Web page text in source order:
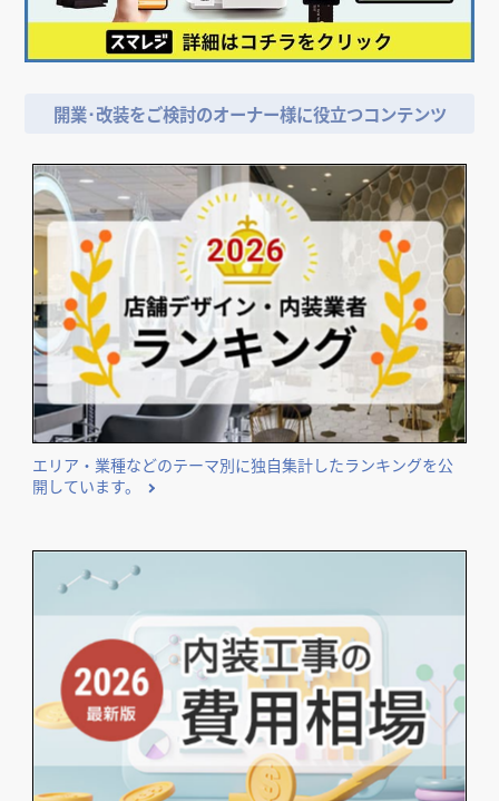
店舗デザイン検討時の
＼資料請求がおススメ！／
開業･改装をご検討のオーナー様に役立つコンテンツ
エリア・業種などのテーマ別に独自集計したランキングを公
開しています。